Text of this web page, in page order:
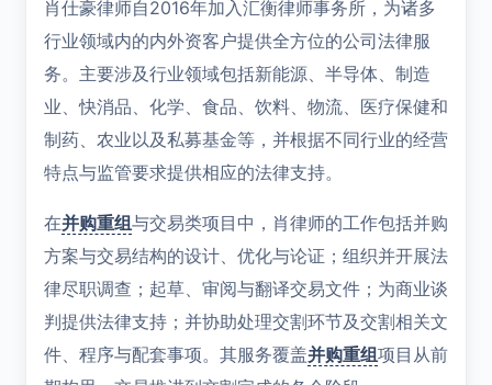
肖仕豪律师自2016年加入汇衡律师事务所，为诸多
行业领域内的内外资客户提供全方位的公司法律服
务。主要涉及行业领域包括新能源、半导体、制造
业、快消品、化学、食品、饮料、物流、医疗保健和
制药、农业以及私募基金等，并根据不同行业的经营
特点与监管要求提供相应的法律支持。
在并购重组与交易类项目中，肖律师的工作包括并购
方案与交易结构的设计、优化与论证；组织并开展法
律尽职调查；起草、审阅与翻译交易文件；为商业谈
判提供法律支持；并协助处理交割环节及交割相关文
件、程序与配套事项。其服务覆盖并购重组项目从前